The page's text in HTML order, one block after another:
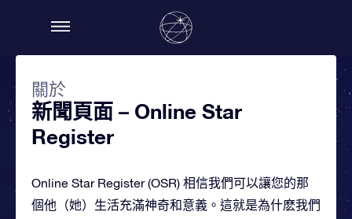
關於
新聞頁面 – Online Star
Register
Online Star Register (OSR) 相信我們可以讓您的那
個他（她）生活充滿神奇和意義。這就是為什麽我們